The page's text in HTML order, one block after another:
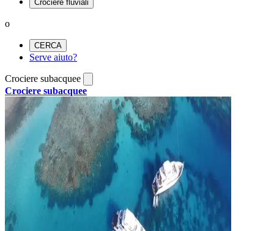
Crociere fluviali
o
CERCA
Serve aiuto?
Crociere subacquee
Crociere subacquee